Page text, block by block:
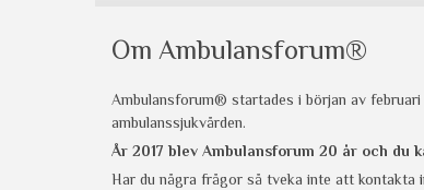
Om Ambulansforum®
Ambulansforum® startades i början av
ambulanssjukvården.
År 2017 blev Ambulansforum 20 år och du
Har du några frågor så tveka inte att kontakta